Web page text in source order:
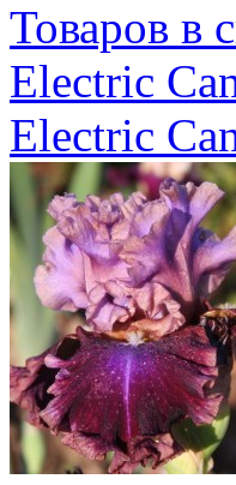
Товаров в
Electric
Electric